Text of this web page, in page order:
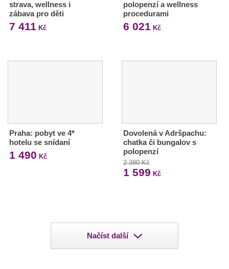
strava, wellness i
zábava pro děti
7 411 Kč
polopenzí a wellness
procedurami
6 021 Kč
Praha: pobyt ve 4*
hotelu se snídaní
1 490 Kč
Dovolená v Adršpachu:
chatka či bungalov s
polopenzí
2 380 Kč
1 599 Kč
Načíst další